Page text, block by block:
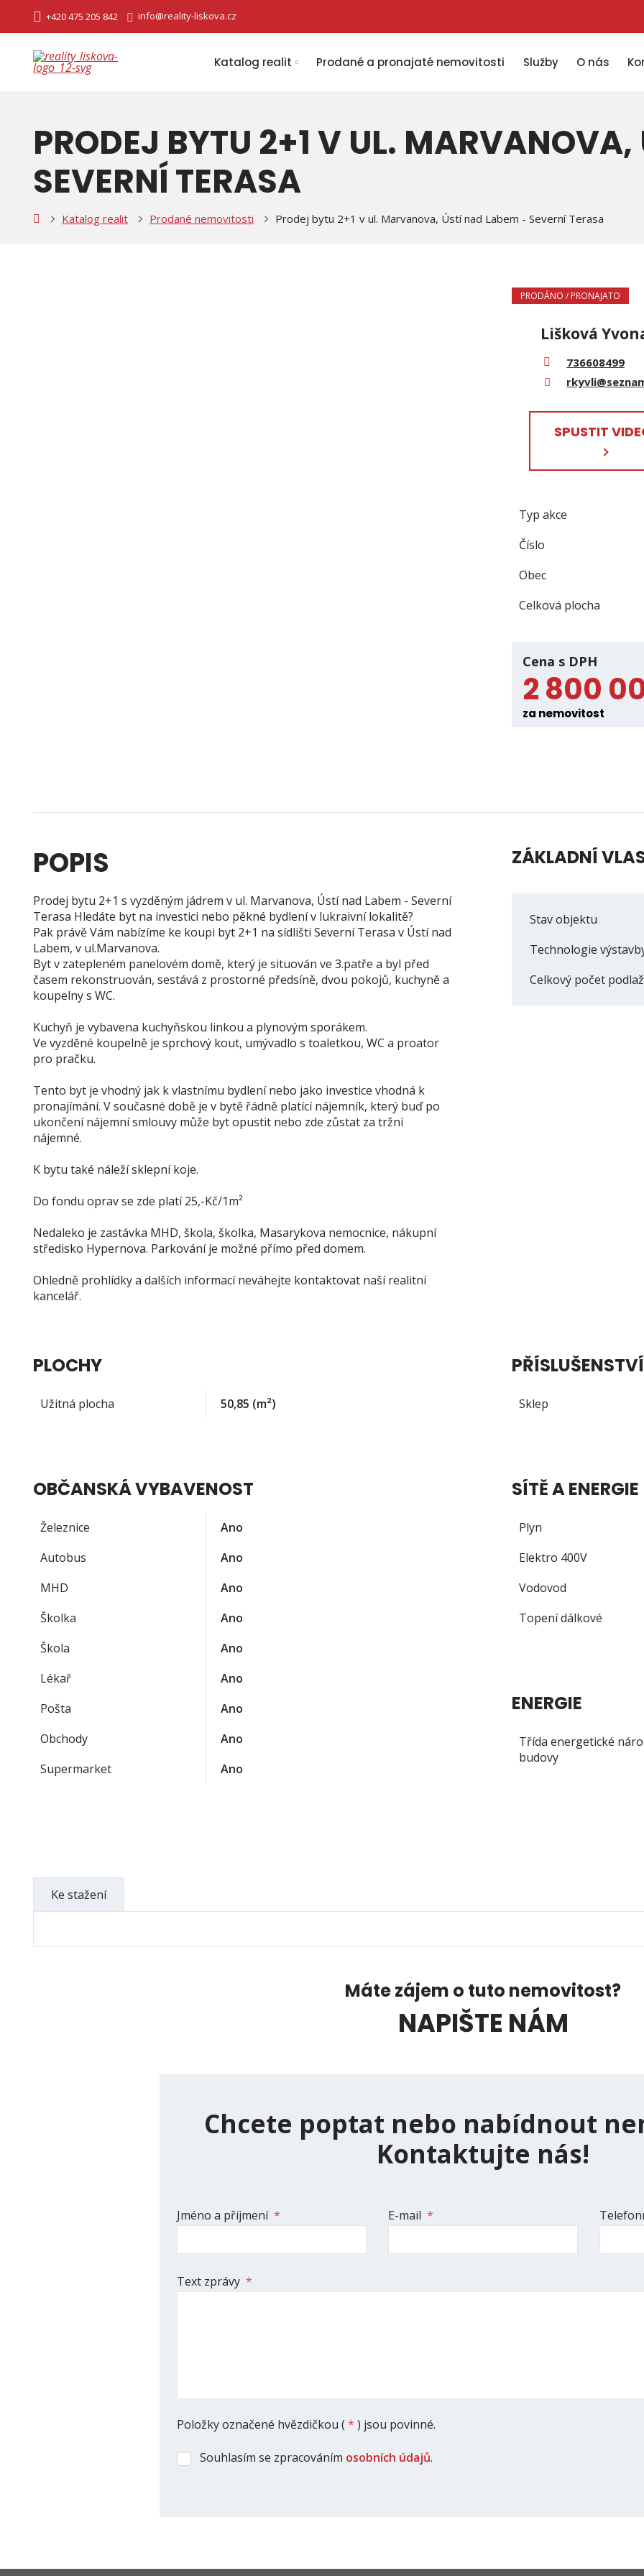
+420 475 205 842 info@reality-liskova.cz
Katalog realit Prodané a pronajaté nemovitosti Služby O nás
PRODEJ BYTU 2+1 V UL.
SEVERNÍ TERASA
Katalog realit Prodané nemovitosti Prodej bytu 2+1 v ul. Marvanova, Ústí nad Labem - Severní Terasa
PRODÁNO / PRONAJATO
Lišková
736608499
SPUSTIT
Typ akce
Číslo
Obec
Celková plocha
Cena s DPH
2 800
za nemovitost
POPIS
Prodej bytu 2+1 s vyzděným jádrem v ul. Marvanova, Ústí nad Labem - Severní
Terasa Hledáte byt na investici nebo pěkné bydlení v lukraivní lokalitě?
Pak právě Vám nabízíme ke koupi byt 2+1 na sídlišti Severní Terasa v Ústí nad
Labem, v ul.Marvanova.
Byt v zatepleném panelovém domě, který je situován ve 3.patře a byl před
časem rekonstruován, sestává z prostorné předsíně, dvou pokojů, kuchyně a
koupelny s WC.
Kuchyň je vybavena kuchyňskou linkou a plynovým sporákem.
Ve vyzděné koupelně je sprchový kout, umývadlo s toaletkou, WC a proator
pro pračku.
Tento byt je vhodný jak k vlastnímu bydlení nebo jako investice vhodná k
pronajímání. V současné době je v bytě řádně platící nájemník, který buď po
ukončení nájemní smlouvy může byt opustit nebo zde zůstat za tržní
nájemné.
K bytu také náleží sklepní koje.
Do fondu oprav se zde platí 25,-Kč/1m²
Nedaleko je zastávka MHD, škola, školka, Masarykova nemocnice, nákupní
středisko Hypernova. Parkování je možné přímo před domem.
Ohledně prohlídky a dalších informací neváhejte kontaktovat naší realitní
kancelář.
ZÁKLADNÍ
Stav objektu
Technologie
Celkový počet
PLOCHY
Užitná plocha 50,85 (m²)
OBČANSKÁ VYBAVENOST
Železnice
Ano
Autobus
Ano
MHD
Ano
Školka
Ano
Škola
Ano
Lékař
Ano
Pošta
Ano
Obchody
Ano
Supermarket
Ano
Sklep
SÍTĚ A ENERGIE
Plyn
Elektro 400V
Vodovod
Topení dálkové
ENERGIE
Třída energetické
budovy
Ke stažení
Máte zájem o tuto nemovitost?
NAPIŠTE NÁM
Chcete poptat nebo nabídnout
Kontaktujte nás!
Jméno a příjmení * E-mail *
Text zprávy *
Položky označené hvězdičkou ( * ) jsou povinné.
Souhlasím
Souhlasím se zpracováním osobních údajů.